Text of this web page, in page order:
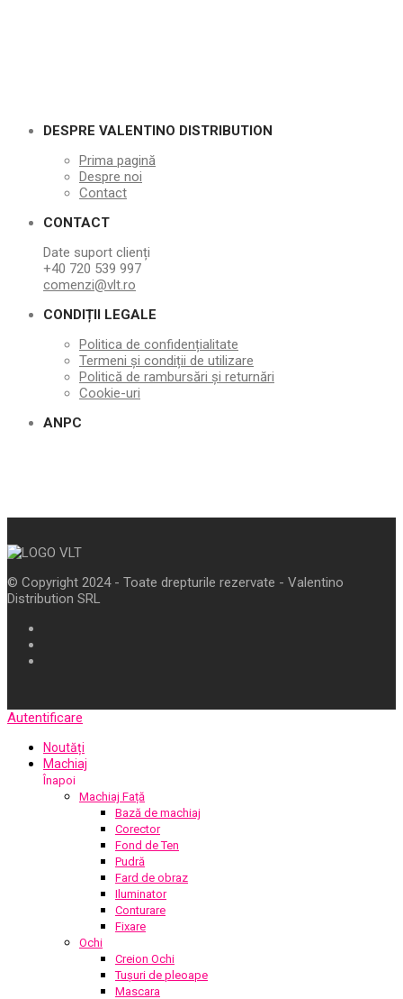
DESPRE VALENTINO DISTRIBUTION
Prima pagină
Despre noi
Contact
CONTACT
Date suport clienți
+40 720 539 997
comenzi@vlt.ro
CONDIȚII LEGALE
Politica de confidențialitate
Termeni și condiții de utilizare
Politică de rambursări și returnări
Cookie-uri
ANPC
© Copyright 2024 - Toate drepturile rezervate - Valentino
Distribution SRL
Autentificare
Noutăți
Machiaj
Înapoi
Machiaj Față
Bază de machiaj
Corector
Fond de Ten
Pudră
Fard de obraz
Iluminator
Conturare
Fixare
Ochi
Creion Ochi
Tușuri de pleoape
Mascara